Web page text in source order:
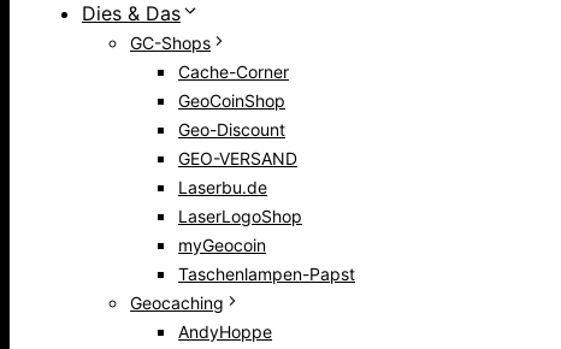
Dies & Das
GC-Shops
Cache-Corner
GeoCoinShop
Geo-Discount
GEO-VERSAND
Laserbu.de
LaserLogoShop
myGeocoin
Taschenlampen-Papst
Geocaching
AndyHoppe